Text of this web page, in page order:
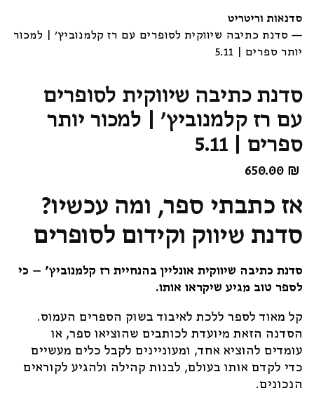
סדנאות וריטריט
— סדנת כתיבה שיווקית לסופרים עם רז קלמנוביץ' | למכור
יותר ספרים | 5.11
סדנת כתיבה שיווקית לסופרים
עם רז קלמנוביץ' | למכור יותר
ספרים | 5.11
650.00 ₪
אז כתבתי ספר, ומה עכשיו?
סדנת שיווק וקידום לסופרים
סדנת כתיבה שיווקית אונליין בהנחיית רז קלמנוביץ' – כי
לספר טוב מגיע שיקראו אותו.
קל מאוד לספר ללכת לאיבוד בשוק הספרים העמוס.
הסדנה הזאת מיועדת לכותבים שהוציאו ספר, או
עומדים להוציא אחד, ומעוניינים לקבל כלים מעשיים
כדי לקדם אותו בעולם, לבנות קהילה ולהגיע לקוראים
הנכונים.